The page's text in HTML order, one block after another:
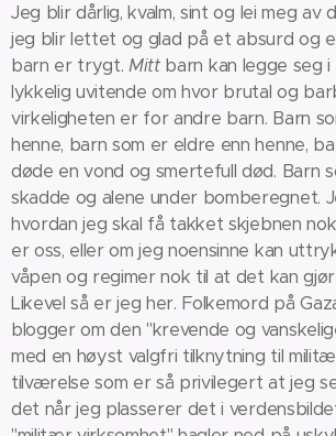
Jeg blir dårlig, kvalm, sint og lei meg av
jeg blir lettet og glad på et absurd og
barn er trygt.Mitt barn kan legge seg i
lykkelig uvitende om hvor brutal og
virkeligheten er for andre barn. Barn
henne, barn som er eldre enn henne,
døde en vond og smertefull død. Barn
skadde og alene under bomberegnet.
hvordan jeg skal få takket skjebnen
er oss, eller om jeg noensinne kan
våpen og regimer nok til at det kan
Likevel så er jeg her. Folkemord på
blogger om den "krevende og
med en høyst valgfri tilknytning til
tilværelse som er så privilegert at jeg
det når jeg plasserer det i